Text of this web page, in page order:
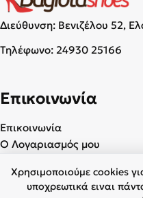
Διεύθυνση: Βενιζέλου 52,
Τηλέφωνο: 24930 25166
Επικοινωνία
Επικοινωνία
Ο Λογαριασμός μου
Χρήσιμα
Χρησιμοποιούμε cookies
υποχρεωτικά ειναι